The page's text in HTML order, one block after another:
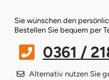
Sie wünschen den
Bestellen Sie bequem per
0361 /
Alternativ nutzen Sie
Riesa
Ruhrgebiet
Weimar
Weißenfels